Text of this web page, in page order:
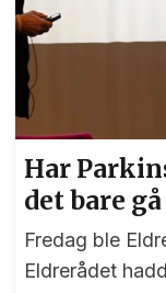
Har
det bare
Fredag ble
Eldrerådet